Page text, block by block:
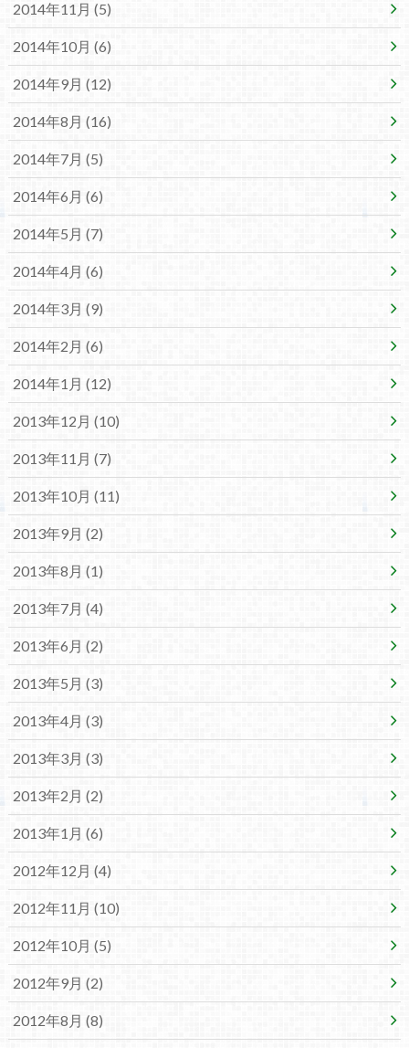
2014年11月 (5)
2014年10月 (6)
2014年9月 (12)
2014年8月 (16)
2014年7月 (5)
2014年6月 (6)
2014年5月 (7)
2014年4月 (6)
2014年3月 (9)
2014年2月 (6)
2014年1月 (12)
2013年12月 (10)
2013年11月 (7)
2013年10月 (11)
2013年9月 (2)
2013年8月 (1)
2013年7月 (4)
2013年6月 (2)
2013年5月 (3)
2013年4月 (3)
2013年3月 (3)
2013年2月 (2)
2013年1月 (6)
2012年12月 (4)
2012年11月 (10)
2012年10月 (5)
2012年9月 (2)
2012年8月 (8)